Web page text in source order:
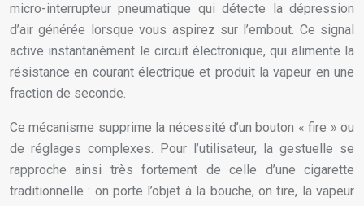
micro-interrupteur pneumatique qui détecte la dépression
d’air générée lorsque vous aspirez sur l’embout. Ce signal
active instantanément le circuit électronique, qui alimente la
résistance en courant électrique et produit la vapeur en une
fraction de seconde.
Ce mécanisme supprime la nécessité d’un bouton « fire » ou
de réglages complexes. Pour l’utilisateur, la gestuelle se
rapproche ainsi très fortement de celle d’une cigarette
traditionnelle : on porte l’objet à la bouche, on tire, la vapeur